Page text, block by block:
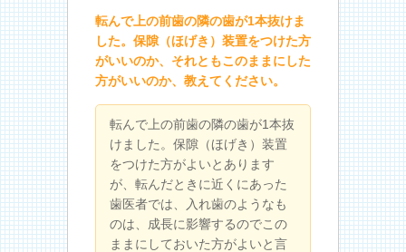
転んで上の前歯の隣の歯が1本抜けま
した。保隙（ほげき）装置をつけた方
がいいのか、それともこのままにした
方がいいのか、教えてください。
転んで上の前歯の隣の歯が1本抜
けました。保隙（ほげき）装置
をつけた方がよいとあります
が、転んだときに近くにあった
歯医者では、入れ歯のようなも
のは、成長に影響するのでこの
ままにしておいた方がよいと言